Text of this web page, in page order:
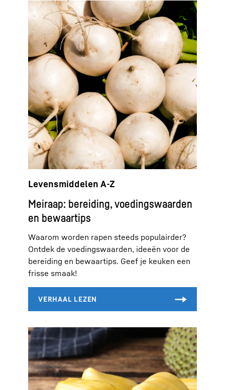
Levensmiddelen A-Z
Meiraap: bereiding, voedingswaarden
en bewaartips
Waarom worden rapen steeds populairder?
Ontdek de voedingswaarden, ideeën voor de
bereiding en bewaartips. Geef je keuken een
frisse smaak!